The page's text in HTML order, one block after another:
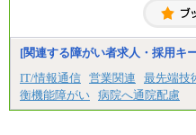
※上記はフルタ
な月額モデルと
※上記のほか、
年収（本社）：
なボーナス込み
時間の残業込み）
年収（支店）：
なボーナス込み
[関連する障がい者求人・採用キ
IT/情報通信 営業関連 最先端技
衡機能障がい 病院へ通院配慮